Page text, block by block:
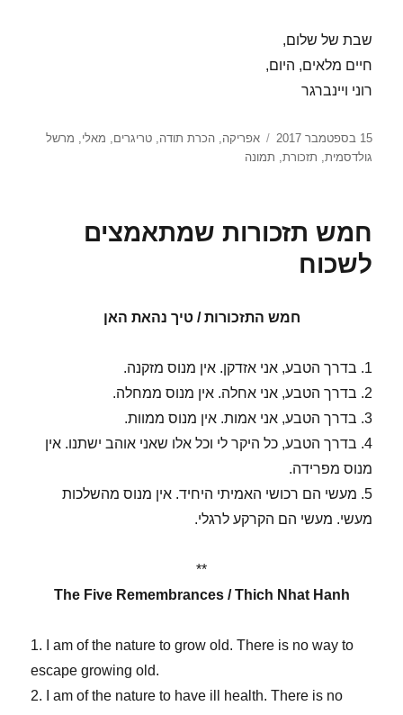
שבת של שלום,
חיים מלאים, היום,
רוני ויינברגר
פורסם
בתאריך
15 בספטמבר 2017 תגיות
אפריקה,הכרת תודה,טריגרים, מאלי, מרשל
גולדסמית, תזכורת, תמונה
חמש תזכורות שמתאמצים
לשכוח
חמש התזכורות / טיך נהאת האן
1. בדרך הטבע, אני אזדקן. אין מנוס מזקנה.
2. בדרך הטבע, אני אחלה. אין מנוס ממחלה.
3. בדרך הטבע, אני אמות. אין מנוס ממוות.
4. בדרך הטבע, כל היקר לי וכל אלו שאני אוהב ישתנו. אין
מנוס מפרידה.
5. מעשי הם רכושי האמיתי היחיד. אין מנוס מהשלכות
מעשי. מעשי הם הקרקע לרגלי.
**
The Five Remembrances / Thich Nhat Hanh
1. I am of the nature to grow old. There is no way to
escape growing old.
2. I am of the nature to have ill health. There is no